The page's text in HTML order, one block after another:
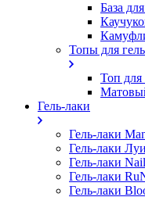
База
Топы для
Топ для
Гель-лаки
Гель-лаки
Гель-лаки
Гель-лаки
Гель-лаки
Гель-лаки